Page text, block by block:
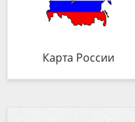
Карта России